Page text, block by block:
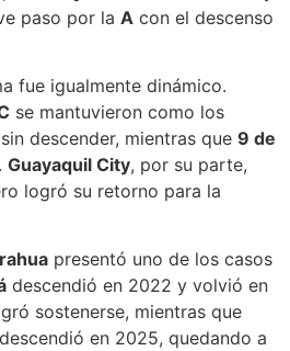
paso por la A con el descenso
fue igualmente dinámico.
se mantuvieron como los
descender, mientras que 9 de
Guayaquil City, por su parte,
logró su retorno para la
presentó uno de los casos
descendió en 2022 y volvió en
sostenerse, mientras que
descendió en 2025, quedando a